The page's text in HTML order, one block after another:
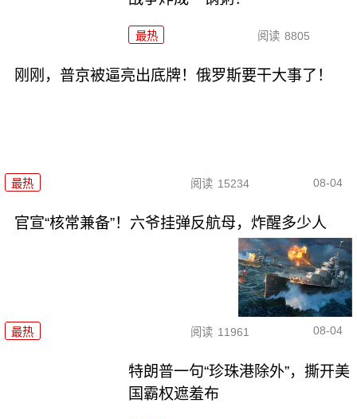
最热 阅读 8805
刚刚，普京被逼亮出底牌！俄罗斯要干大事了！
最热 阅读 15234 08-04
官宣“核常兼备”！六爷挂弹反航母，炸醒多少人
最热 阅读 11961 08-04
特朗普一句“珍珠港除外”，撕开美
国霸权遮羞布